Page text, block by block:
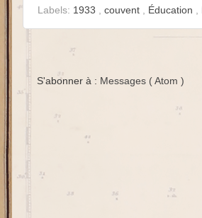
Labels: 1933 couvent Éducation
S'abonner à : Messages ( Atom )